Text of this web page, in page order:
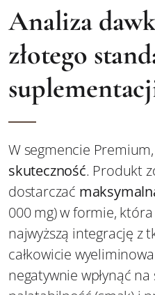
Analiza
złotego
W segmencie
skuteczność. Produkt
dostarczać
000 mg) w formie,
najwyższą integrację z
całkowicie
negatywnie wpłynąć